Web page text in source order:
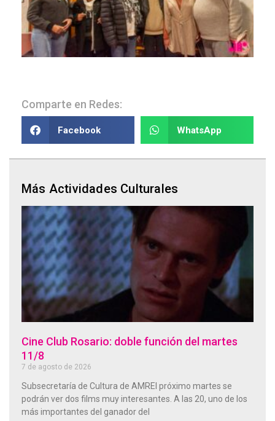
Comparte en Redes:
Facebook WhatsApp
Más Actividades Culturales
Cine Club Rosario: doble función del martes
11/8
7 de agosto de 2026
Subsecretaría de Cultura de AMREl próximo martes se
podrán ver dos films muy interesantes. A las 20, uno de los
más importantes del ganador del